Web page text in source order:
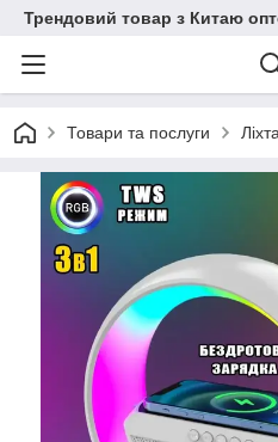
Трендовий товар з Китаю
Товари та послуги